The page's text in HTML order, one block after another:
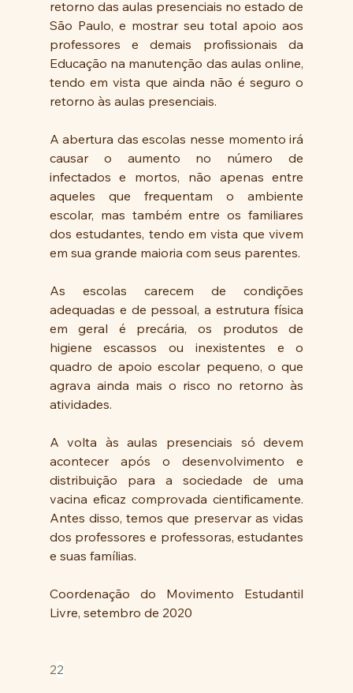
retorno das aulas presenciais no estado de
São Paulo, e mostrar seu total apoio aos
professores e demais profissionais da
Educação na manutenção das aulas online,
tendo em vista que ainda não é seguro o
retorno às aulas presenciais.
A abertura das escolas nesse momento irá
causar o aumento no número de
infectados e mortos, não apenas entre
aqueles que frequentam o ambiente
escolar, mas também entre os familiares
dos estudantes, tendo em vista que vivem
em sua grande maioria com seus parentes.
As escolas carecem de condições
adequadas e de pessoal, a estrutura física
em geral é precária, os produtos de
higiene escassos ou inexistentes e o
quadro de apoio escolar pequeno, o que
agrava ainda mais o risco no retorno às
atividades.
A volta às aulas presenciais só devem
acontecer após o desenvolvimento e
distribuição para a sociedade de uma
vacina eficaz comprovada cientificamente.
Antes disso, temos que preservar as vidas
dos professores e professoras, estudantes
e suas famílias.
Coordenação do Movimento Estudantil
Livre, setembro de 2020
22